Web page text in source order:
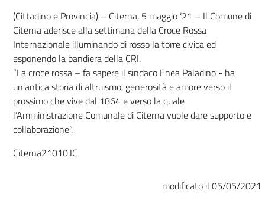
(Cittadino e Provincia) – Citerna, 5 maggio ‘21 – Il Comune di
Citerna aderisce alla settimana della Croce Rossa
Internazionale illuminando di rosso la torre civica ed
esponendo la bandiera della CRI.
“La croce rossa – fa sapere il sindaco Enea Paladino - ha
un’antica storia di altruismo, generosità e amore verso il
prossimo che vive dal 1864 e verso la quale
l’Amministrazione Comunale di Citerna vuole dare supporto e
collaborazione”.
Citerna21010.IC
modificato il 05/05/2021